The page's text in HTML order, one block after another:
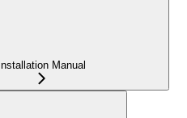
Installation Manual